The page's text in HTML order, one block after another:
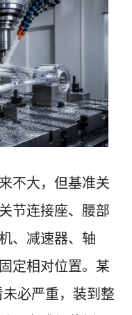
不大，但基准关
节连接座、腰部
、减速器、轴
定相对位置。某
必严重，装到整